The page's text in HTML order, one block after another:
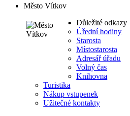
Město Vítkov
Důležité odkazy
Úřední hodiny
Starosta
Místostarosta
Adresář úřadu
Volný čas
Knihovna
Turistika
Nákup vstupenek
Užitečné kontakty